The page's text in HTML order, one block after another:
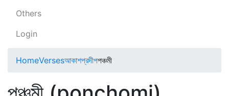
Others
Login
HomeVersesআকাশপ্রদীপপঞ্চমী